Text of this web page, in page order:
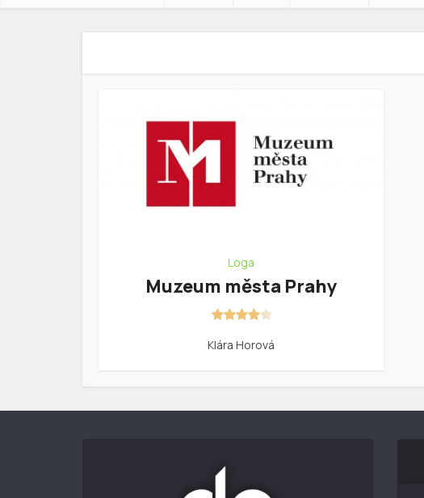
Loga
Muzeum města Prahy
Klára Horová